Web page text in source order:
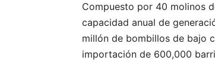
Compuesto por 40 molinos
capacidad anual de
millón de bombillos de bajo
importación de 600,000